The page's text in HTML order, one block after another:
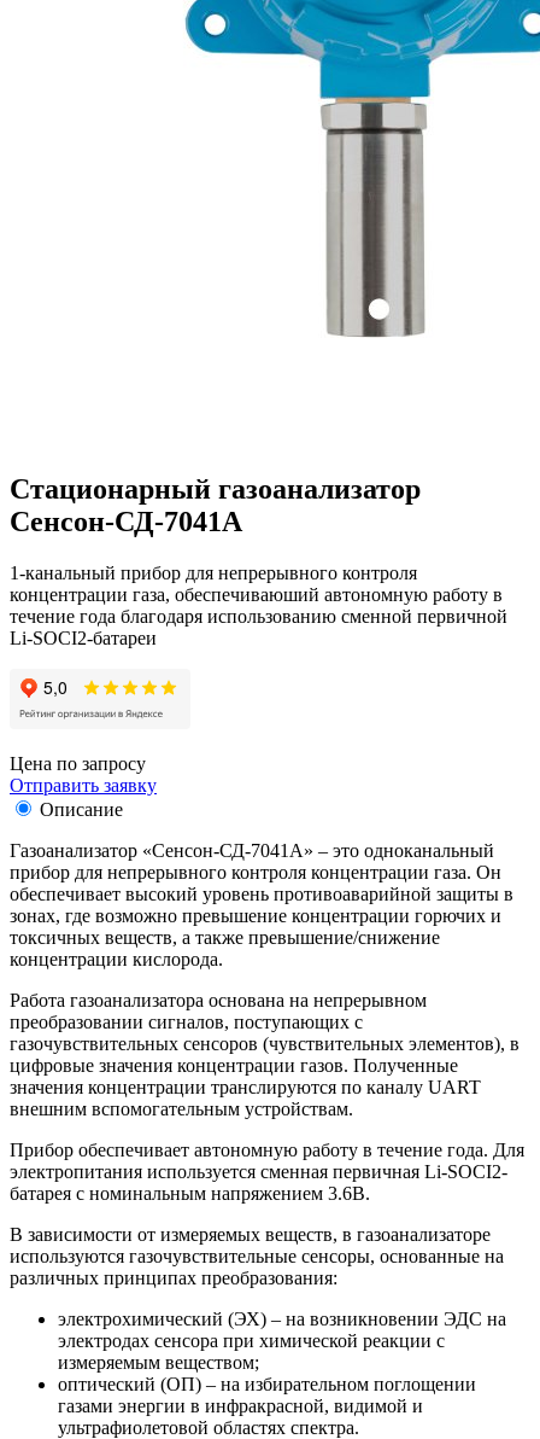
Стационарный газоанализатор
Сенсон-СД-7041А
1-канальный прибор для непрерывного контроля
концентрации газа, обеспечиваюший автономную работу в
течение года благодаря использованию сменной первичной
Li-SOCI2-батареи
Цена по запросу
Отправить заявку
Описание
Газоанализатор «Сенсон-СД-7041А» – это одноканальный
прибор для непрерывного контроля концентрации газа. Он
обеспечивает высокий уровень противоаварийной защиты в
зонах, где возможно превышение концентрации горючих и
токсичных веществ, а также превышение/снижение
концентрации кислорода.
Работа газоанализатора основана на непрерывном
преобразовании сигналов, поступающих с
газочувствительных сенсоров (чувствительных элементов), в
цифровые значения концентрации газов. Полученные
значения концентрации транслируются по каналу UART
внешним вспомогательным устройствам.
Прибор обеспечивает автономную работу в течение года. Для
электропитания используется сменная первичная Li-SOCI2-
батарея с номинальным напряжением 3.6В.
В зависимости от измеряемых веществ, в газоанализаторе
используются газочувствительные сенсоры, основанные на
различных принципах преобразования:
электрохимический (ЭХ) – на возникновении ЭДС на
электродах сенсора при химической реакции с
измеряемым веществом;
оптический (ОП) – на избирательном поглощении
газами энергии в инфракрасной, видимой и
ультрафиолетовой областях спектра.